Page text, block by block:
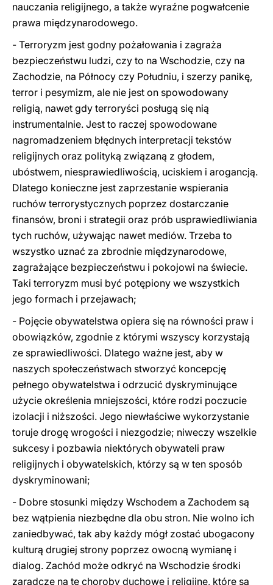
nauczania religijnego, a także wyraźne pogwałcenie
prawa międzynarodowego.
- Terroryzm jest godny pożałowania i zagraża
bezpieczeństwu ludzi, czy to na Wschodzie, czy na
Zachodzie, na Północy czy Południu, i szerzy panikę,
terror i pesymizm, ale nie jest on spowodowany
religią, nawet gdy terroryści posługą się nią
instrumentalnie. Jest to raczej spowodowane
nagromadzeniem błędnych interpretacji tekstów
religijnych oraz polityką związaną z głodem,
ubóstwem, niesprawiedliwością, uciskiem i arogancją.
Dlatego konieczne jest zaprzestanie wspierania
ruchów terrorystycznych poprzez dostarczanie
finansów, broni i strategii oraz prób usprawiedliwiania
tych ruchów, używając nawet mediów. Trzeba to
wszystko uznać za zbrodnie międzynarodowe,
zagrażające bezpieczeństwu i pokojowi na świecie.
Taki terroryzm musi być potępiony we wszystkich
jego formach i przejawach;
- Pojęcie obywatelstwa opiera się na równości praw i
obowiązków, zgodnie z którymi wszyscy korzystają
ze sprawiedliwości. Dlatego ważne jest, aby w
naszych społeczeństwach stworzyć koncepcję
pełnego obywatelstwa i odrzucić dyskryminujące
użycie określenia mniejszości, które rodzi poczucie
izolacji i niższości. Jego niewłaściwe wykorzystanie
toruje drogę wrogości i niezgodzie; niweczy wszelkie
sukcesy i pozbawia niektórych obywateli praw
religijnych i obywatelskich, którzy są w ten sposób
dyskryminowani;
- Dobre stosunki między Wschodem a Zachodem są
bez wątpienia niezbędne dla obu stron. Nie wolno ich
zaniedbywać, tak aby każdy mógł zostać ubogacony
kulturą drugiej strony poprzez owocną wymianę i
dialog. Zachód może odkryć na Wschodzie środki
zaradcze na te choroby duchowe i religijne, które są